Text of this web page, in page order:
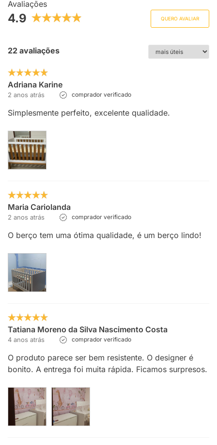
Avaliações
4.9 QUERO AVALIAR
22 avaliações
Adriana Karine
2 anos atrás comprador verificado
Simplesmente perfeito, excelente qualidade.
Maria Cariolanda
2 anos atrás comprador verificado
O berço tem uma ótima qualidade, é um berço lindo!
Tatiana Moreno da Silva Nascimento Costa
4 anos atrás comprador verificado
O produto parece ser bem resistente. O designer é
bonito. A entrega foi muita rápida. Ficamos surpresos.